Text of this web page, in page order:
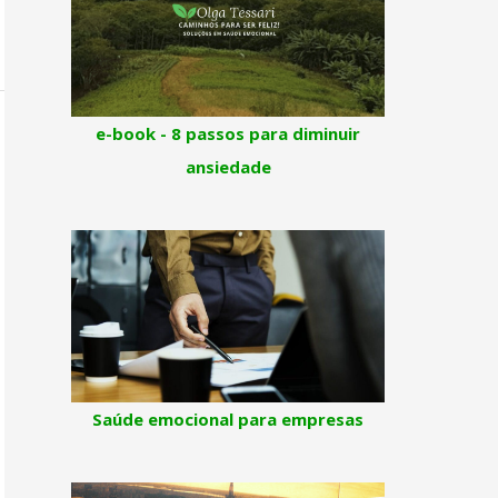
e-book - 8 passos para diminuir
ansiedade
Saúde emocional para empresas